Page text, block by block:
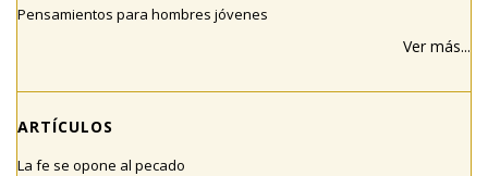
Pensamientos para hombres jóvenes
Ver más...
ARTÍCULOS
La fe se opone al pecado